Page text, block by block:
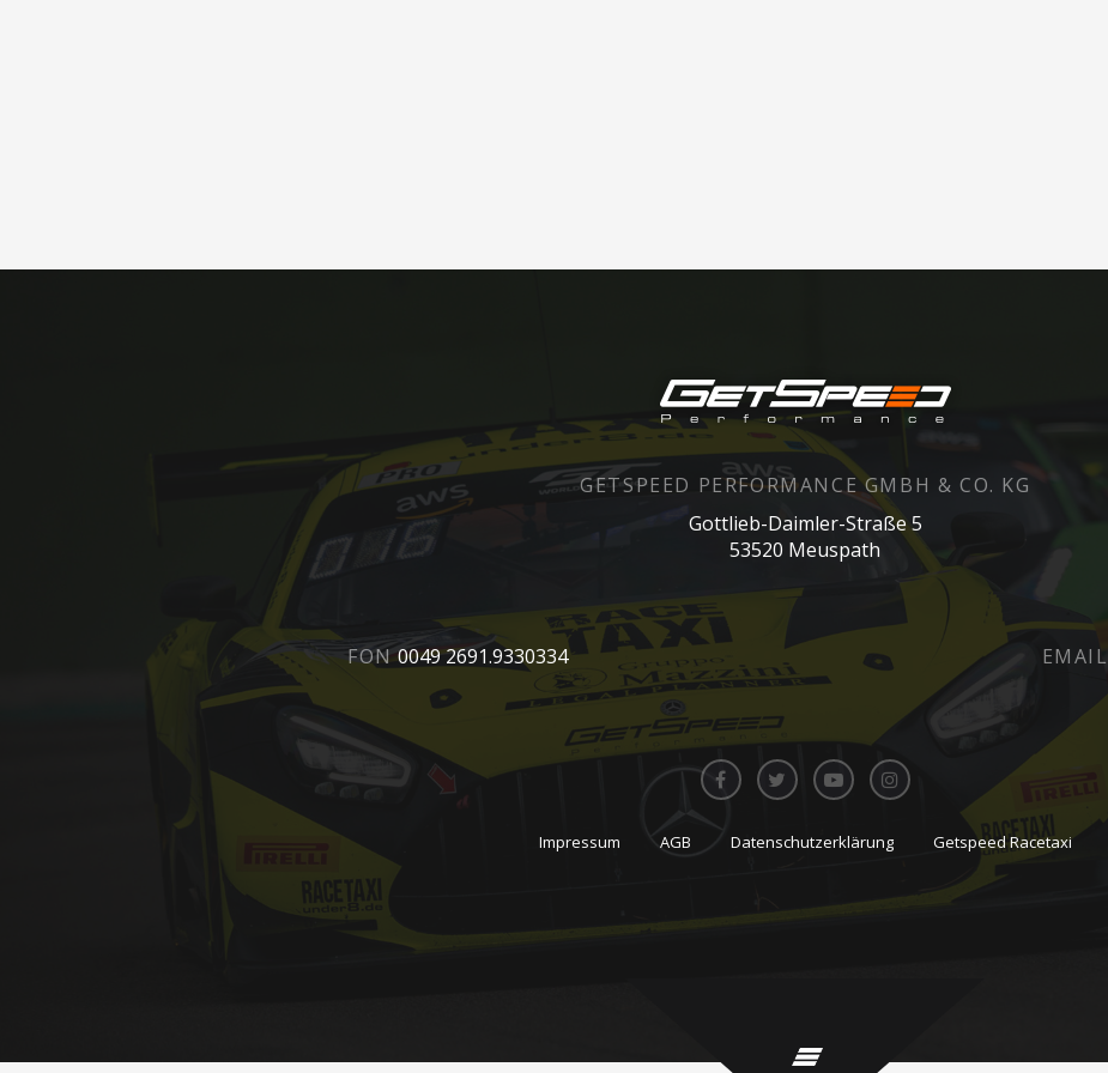
GETSPEED PERFORMANCE GMBH & CO. KG
Gottlieb-Daimler-Straße 5
53520 Meuspath
FON0049 2691.9330334 EMAIL
Impressum AGB Datenschutzerklärung Getspeed Racetaxi